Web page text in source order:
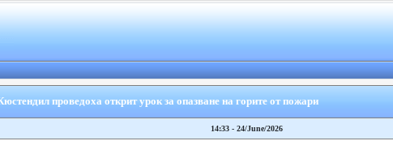
проведоха открит урок за опазване на горите от пожари
14:33 - 24/June/2026